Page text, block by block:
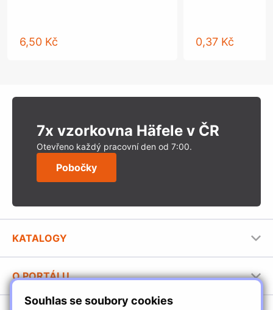
Souhlas se soubory cookies
6,50 Kč 0,37 Kč
7x vzorkovna Häfele v ČR
Otevřeno každý pracovní den od 7:00.
Pobočky
KATALOGY
Stavební katalog Häfele
Brožury Häfele
O PORTÁLU
Provozovatel portálu